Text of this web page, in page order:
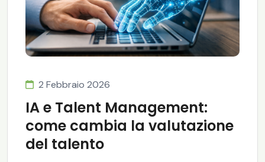
2 Febbraio 2026
IA e Talent Management:
come cambia la valutazione
del talento